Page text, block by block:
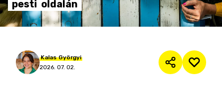
pesti oldalán
Kalas Györgyi
2026. 07. 02.